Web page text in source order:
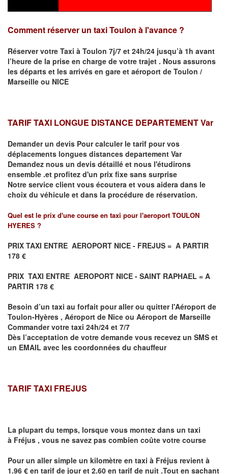
Comment réserver un taxi Toulon à l'avance ?
Réserver votre Taxi à Toulon 7j/7 et 24h/24 jusqu’à 1h avant
l’heure de la prise en charge de votre trajet . Nous assurons
les départs et les arrivés en gare et aéroport de Toulon /
Marseille ou NICE
TARIF TAXI LONGUE DISTANCE DEPARTEMENT Var
Demander un devis Pour calculer le tarif pour vos
déplacements longues distances departement Var
Demandez nous un devis détaillé et nous l'étudirons
ensemble .et profitez d'un prix fixe sans surprise
Notre service client vous écoutera et vous aidera dans le
choix du véhicule et dans la procédure de réservation.
Quel est le prix d'une course en taxi pour l'aeroport TOULON
HYERES ?
PRIX TAXI ENTRE AEROPORT NICE - FREJUS = A PARTIR
178 €
PRIX TAXI ENTRE AEROPORT NICE - SAINT RAPHAEL = A
PARTIR 178 €
Besoin d’un taxi au forfait pour aller ou quitter l'Aéroport de
Toulon-Hyères , Aéroport de Nice ou Aéroport de Marseille
Commander votre taxi 24h/24 et 7/7
Dès l’acceptation de votre demande vous recevez un SMS et
un EMAIL avec les coordonnées du chauffeur
TARIF TAXI FREJUS
La plupart du temps, lorsque vous montez dans un taxi
à Fréjus , vous ne savez pas combien coûte votre course
Pour un aller simple un kilomètre en taxi à Fréjus revient à
1.96 € en tarif de jour et 2.60 en tarif de nuit .Tout en sachant